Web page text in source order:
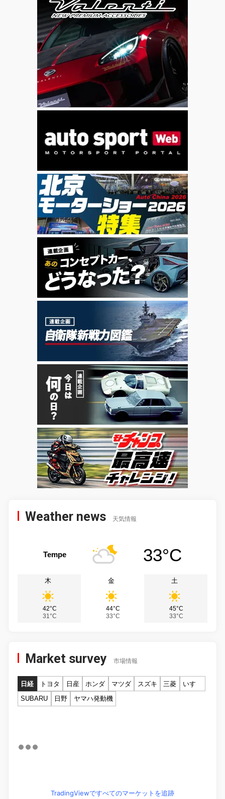
Weather news 天気情報
Tempe 33°C
木
42°C
31°C
金
44°C
33°C
土
45°C
33°C
Market survey 市場情報
日経 トヨタ 日産 ホンダ マツダ スズキ 三菱
いすゞ
SUBARU
日野 ヤマハ発動機
TradingViewですべてのマーケットを追跡